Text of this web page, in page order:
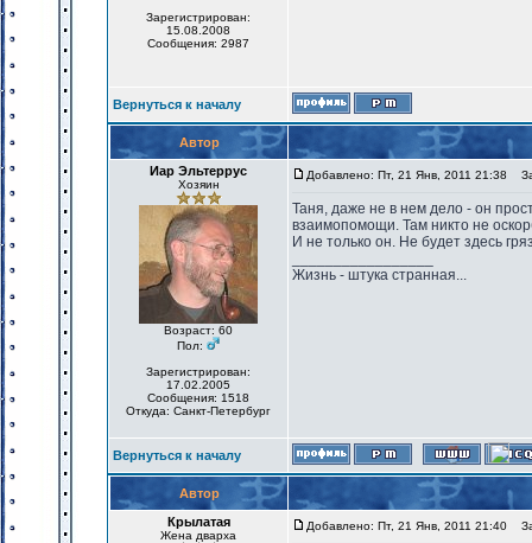
Зарегистрирован:
15.08.2008
Сообщения: 2987
Вернуться к началу
Автор
Иар Эльтеррус
Хозяин
Возраст: 60
Пол:
Зарегистрирован:
17.02.2005
Сообщения: 1518
Откуда: Санкт-Петербург
Добавлено: Пт, 21 Янв, 2011 21:38
Таня, даже не в нем дело - он
взаимопомощи. Там никто не
И не только он. Не будет здесь
Жизнь - штука странная...
Вернуться к началу
Автор
Крылатая
Жена дварха
Добавлено: Пт, 21 Янв, 2011 21:40